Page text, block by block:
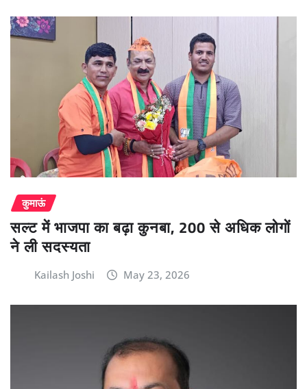
कुमाऊं
सल्ट में भाजपा का बढ़ा कुनबा, 200 से अधिक लोगों
ने ली सदस्यता
Kailash Joshi May 23, 2026